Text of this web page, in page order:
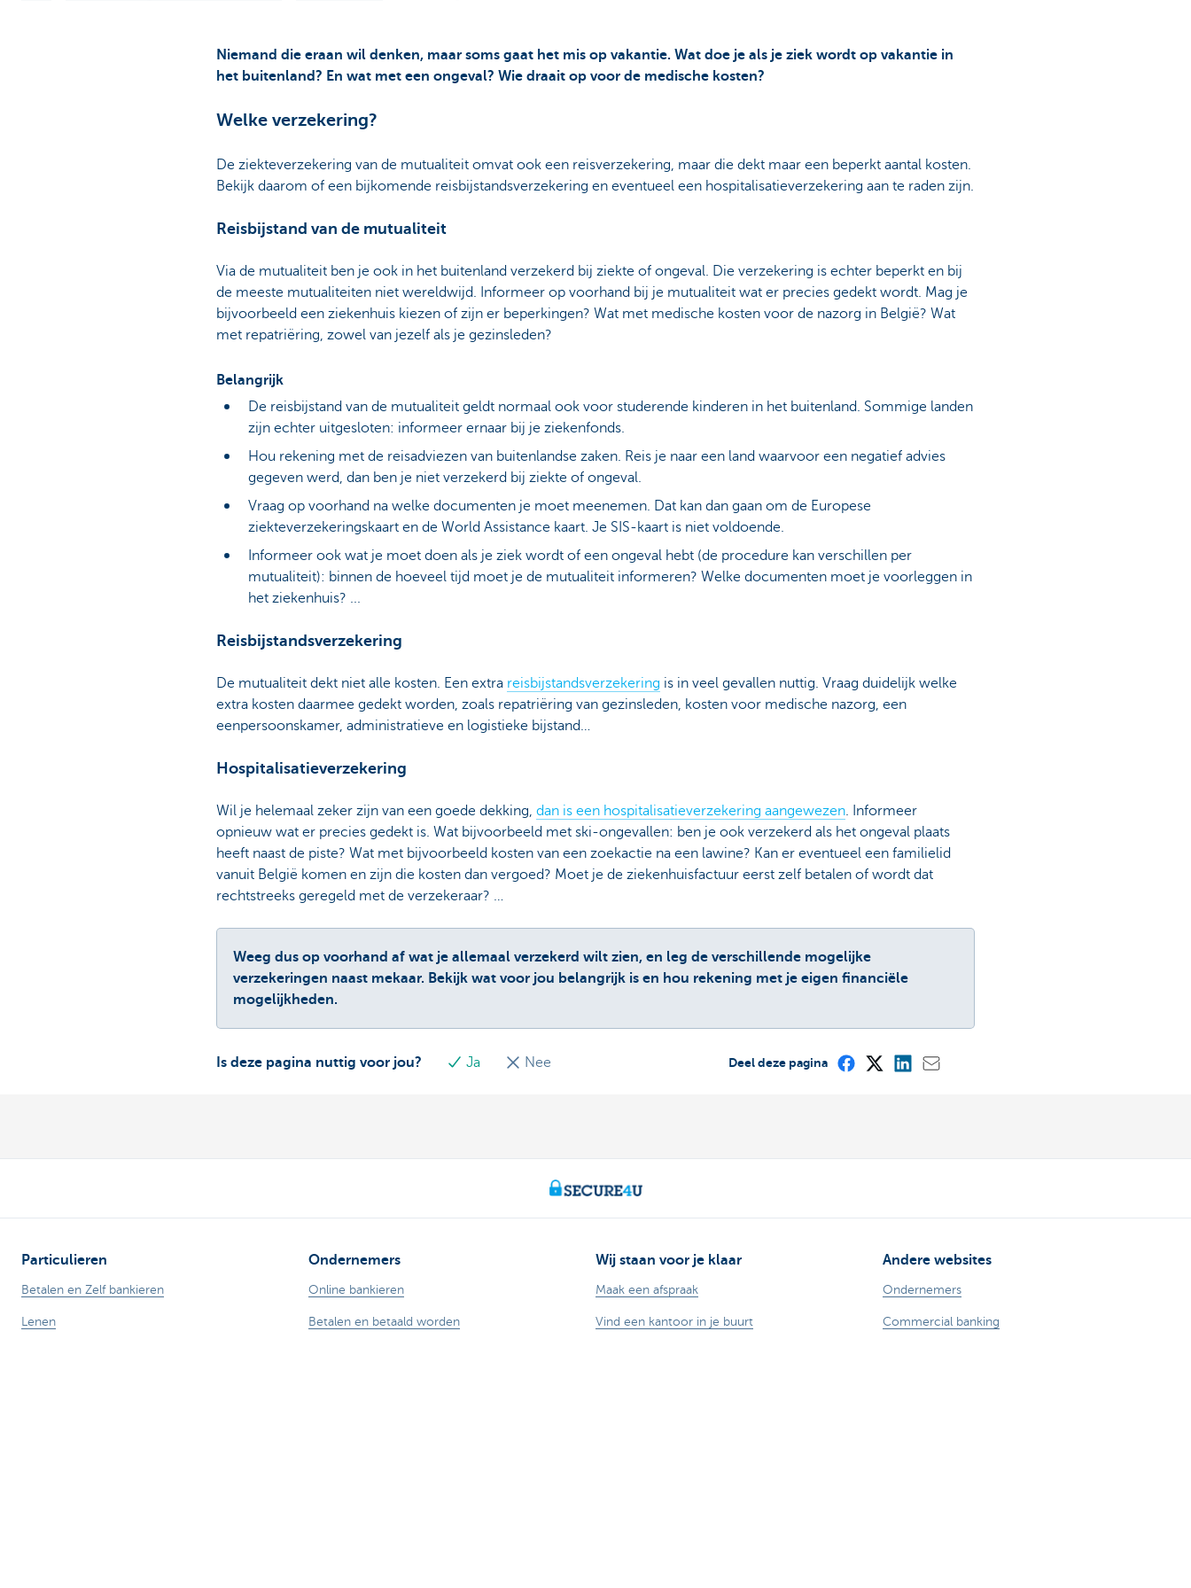
Niemand die eraan wil denken, maar soms gaat het mis op vakantie. Wat doe je als je ziek wordt op vakantie in
het buitenland? En wat met een ongeval? Wie draait op voor de medische kosten?
Welke verzekering?
De ziekteverzekering van de mutualiteit omvat ook een reisverzekering, maar die dekt maar een beperkt aantal kosten.
Bekijk daarom of een bijkomende reisbijstandsverzekering en eventueel een hospitalisatieverzekering aan te raden zijn.
Reisbijstand van de mutualiteit
Via de mutualiteit ben je ook in het buitenland verzekerd bij ziekte of ongeval. Die verzekering is echter beperkt en bij
de meeste mutualiteiten niet wereldwijd. Informeer op voorhand bij je mutualiteit wat er precies gedekt wordt. Mag je
bijvoorbeeld een ziekenhuis kiezen of zijn er beperkingen? Wat met medische kosten voor de nazorg in België? Wat
met repatriëring, zowel van jezelf als je gezinsleden?
Belangrijk
De reisbijstand van de mutualiteit geldt normaal ook voor studerende kinderen in het buitenland. Sommige landen
zijn echter uitgesloten: informeer ernaar bij je ziekenfonds.
Hou rekening met de reisadviezen van buitenlandse zaken. Reis je naar een land waarvoor een negatief advies
gegeven werd, dan ben je niet verzekerd bij ziekte of ongeval.
Vraag op voorhand na welke documenten je moet meenemen. Dat kan dan gaan om de Europese
ziekteverzekeringskaart en de World Assistance kaart. Je SIS-kaart is niet voldoende.
Informeer ook wat je moet doen als je ziek wordt of een ongeval hebt (de procedure kan verschillen per
mutualiteit): binnen de hoeveel tijd moet je de mutualiteit informeren? Welke documenten moet je voorleggen in
het ziekenhuis? ...
Reisbijstandsverzekering
De mutualiteit dekt niet alle kosten. Een extra reisbijstandsverzekering is in veel gevallen nuttig. Vraag duidelijk welke
extra kosten daarmee gedekt worden, zoals repatriëring van gezinsleden, kosten voor medische nazorg, een
eenpersoonskamer, administratieve en logistieke bijstand…
Hospitalisatieverzekering
Wil je helemaal zeker zijn van een goede dekking, dan is een hospitalisatieverzekering aangewezen. Informeer
opnieuw wat er precies gedekt is. Wat bijvoorbeeld met ski-ongevallen: ben je ook verzekerd als het ongeval plaats
heeft naast de piste? Wat met bijvoorbeeld kosten van een zoekactie na een lawine? Kan er eventueel een familielid
vanuit België komen en zijn die kosten dan vergoed? Moet je de ziekenhuisfactuur eerst zelf betalen of wordt dat
rechtstreeks geregeld met de verzekeraar? …
Weeg dus op voorhand af wat je allemaal verzekerd wilt zien, en leg de verschillende mogelijke
verzekeringen naast mekaar. Bekijk wat voor jou belangrijk is en hou rekening met je eigen financiële
mogelijkheden.
Is deze pagina nuttig voor jou? Ja Nee Deel deze pagina
Particulieren
Betalen en Zelf bankieren
Lenen
Ondernemers
Online bankieren
Betalen en betaald worden
Wij staan voor je klaar
Maak een afspraak
Vind een kantoor in je buurt
Andere websites
Ondernemers
Commercial banking